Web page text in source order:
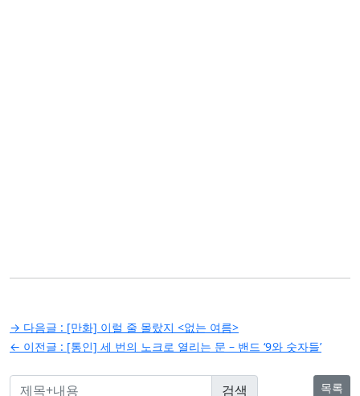
글
탐
색
→ 다음글 : [만화] 이럴 줄 몰랐지 <없는 여름>
← 이전글 : [통인] 세 번의 노크로 열리는 문 – 밴드 ‘9와 숫자들’
목록